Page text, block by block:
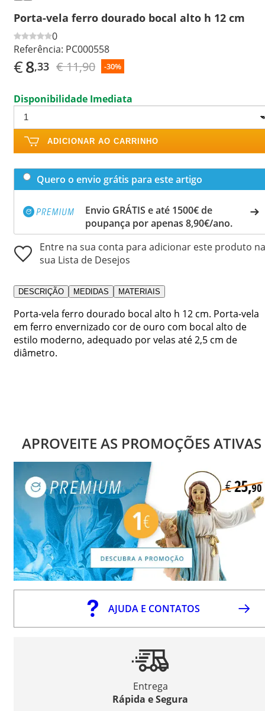
Porta-vela ferro dourado bocal alto h 12 cm
0
Referência: PC000558
€8,33 € 11,90 -30%
Disponibilidade Imediata
ADICIONAR AO CARRINHO
Quero o envio grátis para este artigo
Envio GRÁTIS e até 1500€ de
poupança por apenas 8,90€/ano.
Entre na sua conta para adicionar este produto na
sua Lista de Desejos
DESCRIÇÃO MEDIDAS MATERIAIS
Porta-vela ferro dourado bocal alto h 12 cm. Porta-vela
em ferro envernizado cor de ouro com bocal alto de
estilo moderno, adequado por velas até 2,5 cm de
diâmetro.
APROVEITE AS PROMOÇÕES ATIVAS
AJUDA E CONTATOS
Entrega
Rápida e Segura